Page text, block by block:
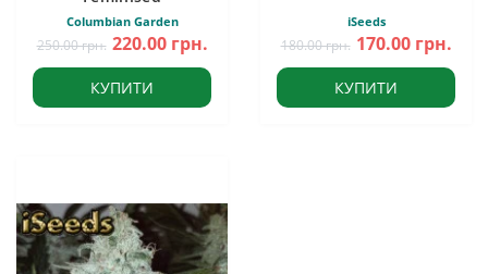
Columbian Garden
250.00 грн. 220.00 грн.
КУПИТИ
iSeeds
180.00 грн. 170.00 грн.
КУПИТИ